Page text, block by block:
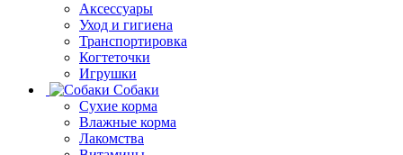
Аксессуары
Уход и гигиена
Транспортировка
Когтеточки
Игрушки
Собаки
Сухие корма
Влажные корма
Лакомства